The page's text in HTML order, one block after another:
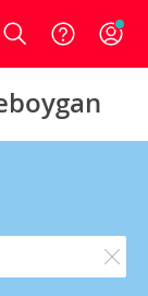
Login